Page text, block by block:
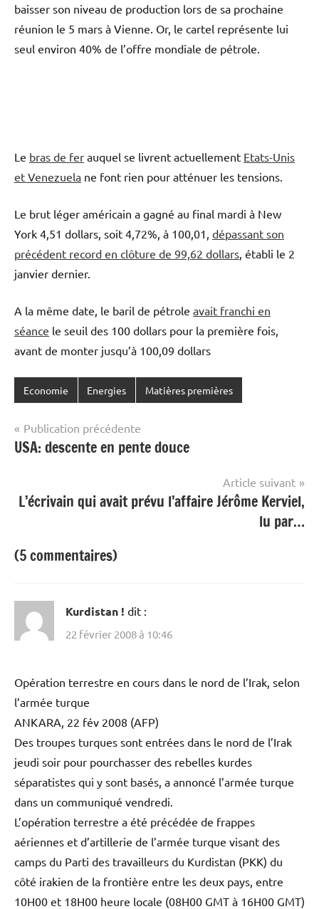
baisser son niveau de production lors de sa prochaine
réunion le 5 mars à Vienne. Or, le cartel représente lui
seul environ 40% de l’offre mondiale de pétrole.
Le bras de fer auquel se livrent actuellement Etats-Unis
et Venezuela ne font rien pour atténuer les tensions.
Le brut léger américain a gagné au final mardi à New
York 4,51 dollars, soit 4,72%, à 100,01, dépassant son
précédent record en clôture de 99,62 dollars , établi le 2
janvier dernier.
A la même date, le baril de pétrole avait franchi en
séance le seuil des 100 dollars pour la première fois,
avant de monter jusqu’à 100,09 dollars
Economie Energies Matières premières
Navigation
de
Publication précédente
USA: descente en pente douce
Article suivant
L’écrivain qui avait prévu l’affaire Jérôme Kerviel,
lu par…
(5 commentaires)
Kurdistan ! dit :
22 février 2008 à 10:46
Opération terrestre en cours dans le nord de l’Irak, selon
l’armée turque
ANKARA, 22 fév 2008 (AFP)
Des troupes turques sont entrées dans le nord de l’Irak
jeudi soir pour pourchasser des rebelles kurdes
séparatistes qui y sont basés, a annoncé l’armée turque
dans un communiqué vendredi.
L’opération terrestre a été précédée de frappes
aériennes et d’artillerie de l’armée turque visant des
camps du Parti des travailleurs du Kurdistan (PKK) du
côté irakien de la frontière entre les deux pays, entre
10H00 et 18H00 heure locale (08H00 GMT à 16H00 GMT)